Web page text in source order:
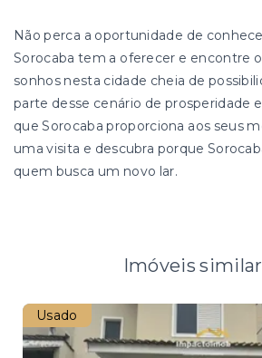
Não perca a oportunidade de
Sorocaba tem a oferecer e encontre
sonhos nesta cidade cheia de
parte desse cenário de prosperidade
que Sorocaba proporciona aos seus
uma visita e descubra porque
quem busca um novo lar.
Imóveis
Usado